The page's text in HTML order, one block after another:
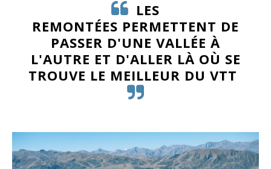
LES
REMONTÉES PERMETTENT DE
PASSER D'UNE VALLÉE À
L'AUTRE ET D'ALLER LÀ OÙ SE
TROUVE LE MEILLEUR DU VTT